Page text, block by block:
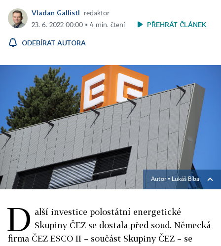
Vladan Gallistl
redaktor
23. 6. 2022 00:00 ▪ 4 min. čtení
PŘEHRÁT ČLÁNEK
ODEBÍRAT AUTORA
Autor ▪ Lukáš Bíba
D alší investice polostátní energetické
Skupiny ČEZ se dostala před soud. Německá
firma ČEZ ESCO II – součást Skupiny ČEZ – se